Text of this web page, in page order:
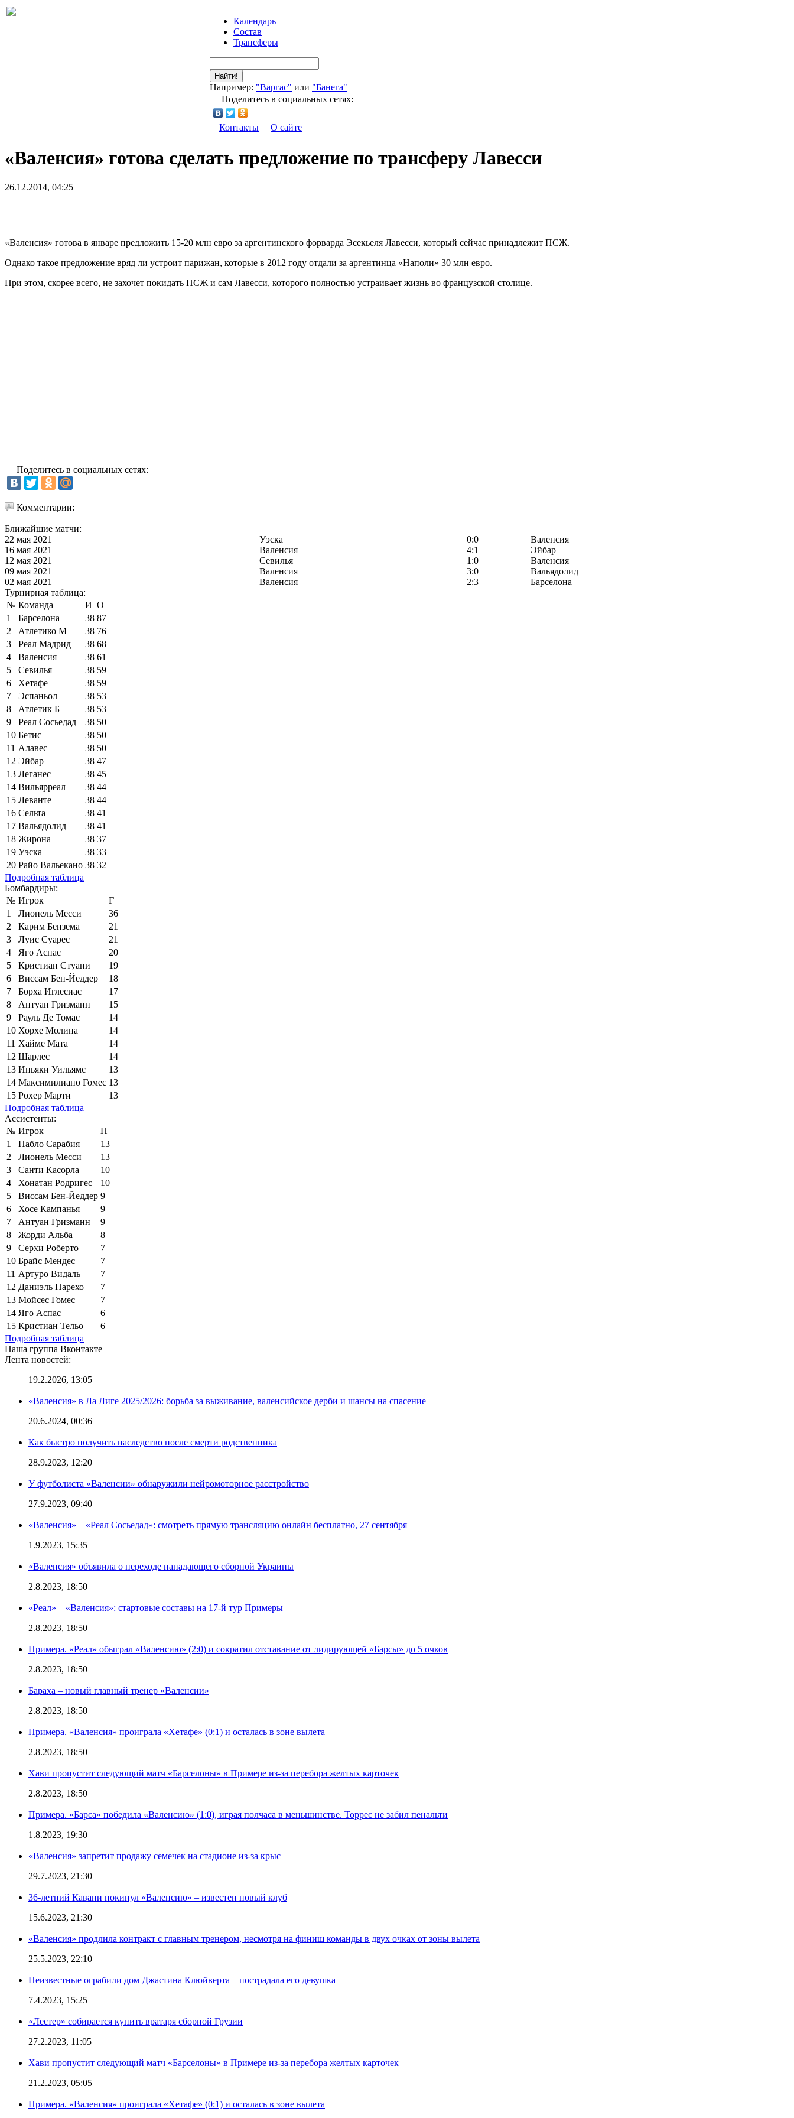
Календарь
Состав
Трансферы
Найти!
Например: "Варгас" или "Банега"
Поделитесь в социальных сетях:
Контакты О сайте
«Валенсия» готова сделать предложение по трансферу Лавесси
26.12.2014, 04:25
«Валенсия» готова в январе предложить 15-20 млн евро за аргентинского форварда Эсекьеля Лавесси, который сейчас принадлежит ПСЖ.
Однако такое предложение вряд ли устроит парижан, которые в 2012 году отдали за аргентинца «Наполи» 30 млн евро.
При этом, скорее всего, не захочет покидать ПСЖ и сам Лавесси, которого полностью устраивает жизнь во французской столице.
Поделитесь в социальных сетях:
Комментарии:
Ближайшие матчи:
22 мая 2021
Уэска 0:0
Валенсия
16 мая 2021
Валенсия 4:1
Эйбар
12 мая 2021
Севилья 1:0
Валенсия
09 мая 2021
Валенсия 3:0
Вальядолид
02 мая 2021
Валенсия 2:3
Барселона
Турнирная таблица:
№ Команда И О
1
Барселона 38 87
2
Атлетико М 38 76
3
Реал Мадрид 38 68
4
Валенсия 38 61
5
Севилья 38 59
6
Хетафе 38 59
7
Эспаньол 38 53
8
Атлетик Б 38 53
9
Реал Сосьедад 38 50
10 Бетис 38 50
11 Алавес 38 50
12 Эйбар 38 47
13 Леганес 38 45
14 Вильярреал 38 44
15 Леванте 38 44
16 Сельта 38 41
17 Вальядолид 38 41
18 Жирона 38 37
19 Уэска 38 33
20 Райо Вальекано 38 32
Подробная таблица
Бомбардиры:
№ Игрок
Г
1
Лионель Месси
36
2
Карим Бензема
21
3
Луис Суарес
21
4
Яго Аспас
20
5
Кристиан Стуани
19
6
Виссам Бен-Йеддер
18
7
Борха Иглесиас
17
8
Антуан Гризманн
15
9
Рауль Де Томас
14
10 Хорхе Молина
14
11 Хайме Мата
14
12 Шарлес
14
13 Иньяки Уильямс
13
14 Максимилиано Гомес 13
15 Рохер Марти
13
Подробная таблица
Ассистенты:
№ Игрок
П
1
Пабло Сарабия
13
2
Лионель Месси
13
3
Санти Касорла
10
4
Хонатан Родригес
10
5
Виссам Бен-Йеддер 9
6
Хосе Кампанья
9
7
Антуан Гризманн
9
8
Жорди Альба
8
9
Серхи Роберто
7
10 Брайс Мендес
7
11 Артуро Видаль
7
12 Даниэль Парехо
7
13 Мойсес Гомес
7
14 Яго Аспас
6
15 Кристиан Тельо
6
Подробная таблица
Наша группа Вконтакте
Лента новостей:
19.2.2026, 13:05
«Валенсия» в Ла Лиге 2025/2026: борьба за выживание, валенсийское дерби и шансы на спасение
20.6.2024, 00:36
Как быстро получить наследство после смерти родственника
28.9.2023, 12:20
У футболиста «Валенсии» обнаружили нейромоторное расстройство
27.9.2023, 09:40
«Валенсия» – «Реал Сосьедад»: смотреть прямую трансляцию онлайн бесплатно, 27 сентября
1.9.2023, 15:35
«Валенсия» объявила о переходе нападающего сборной Украины
2.8.2023, 18:50
«Реал» – «Валенсия»: стартовые составы на 17-й тур Примеры
2.8.2023, 18:50
Примера. «Реал» обыграл «Валенсию» (2:0) и сократил отставание от лидирующей «Барсы» до 5 очков
2.8.2023, 18:50
Бараха – новый главный тренер «Валенсии»
2.8.2023, 18:50
Примера. «Валенсия» проиграла «Хетафе» (0:1) и осталась в зоне вылета
2.8.2023, 18:50
Хави пропустит следующий матч «Барселоны» в Примере из-за перебора желтых карточек
2.8.2023, 18:50
Примера. «Барса» победила «Валенсию» (1:0), играя полчаса в меньшинстве. Торрес не забил пенальти
1.8.2023, 19:30
«Валенсия» запретит продажу семечек на стадионе из-за крыс
29.7.2023, 21:30
36-летний Кавани покинул «Валенсию» – известен новый клуб
15.6.2023, 21:30
«Валенсия» продлила контракт с главным тренером, несмотря на финиш команды в двух очках от зоны вылета
25.5.2023, 22:10
Неизвестные ограбили дом Джастина Клюйверта – пострадала его девушка
7.4.2023, 15:25
«Лестер» собирается купить вратаря сборной Грузии
27.2.2023, 11:05
Хави пропустит следующий матч «Барселоны» в Примере из-за перебора желтых карточек
21.2.2023, 05:05
Примера. «Валенсия» проиграла «Хетафе» (0:1) и осталась в зоне вылета